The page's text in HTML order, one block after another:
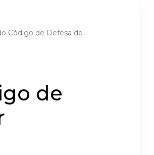
Código de Defesa do
de